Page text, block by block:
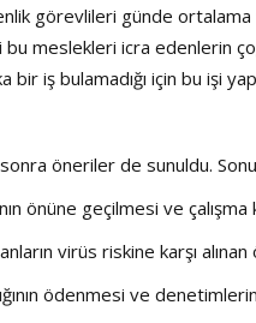
görevlileri günde ortalama
meslekleri icra edenlerin
iş bulamadığı için bu işi
öneriler de sunuldu.
önüne geçilmesi ve çalışma
virüs riskine karşı
ödenmesi ve